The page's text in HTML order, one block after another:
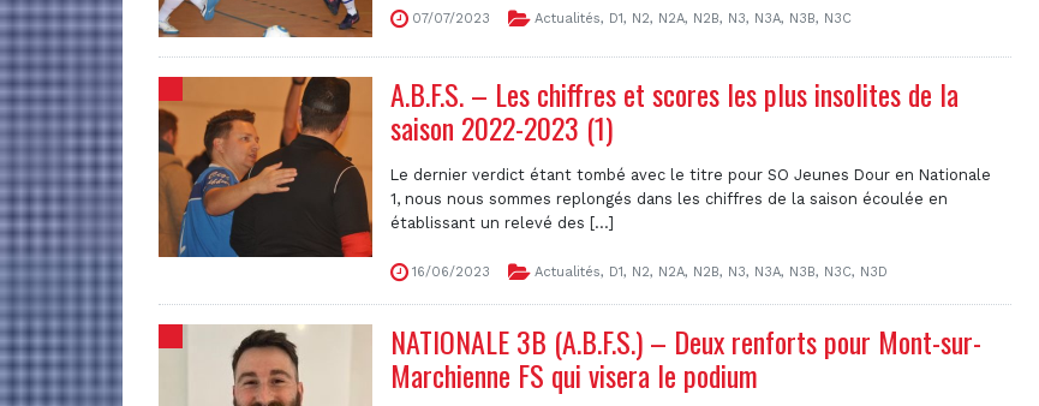
07/07/2023 Actualités, D1, N2, N2A, N2B, N3, N3A, N3B, N3C
A.B.F.S. – Les chiffres et scores les plus insolites de la
saison 2022-2023 (1)
Le dernier verdict étant tombé avec le titre pour SO Jeunes Dour en Nationale
1, nous nous sommes replongés dans les chiffres de la saison écoulée en
établissant un relevé des [...]
16/06/2023 Actualités, D1, N2, N2A, N2B, N3, N3A, N3B, N3C, N3D
NATIONALE 3B (A.B.F.S.) – Deux renforts pour Mont-sur-
Marchienne FS qui visera le podium